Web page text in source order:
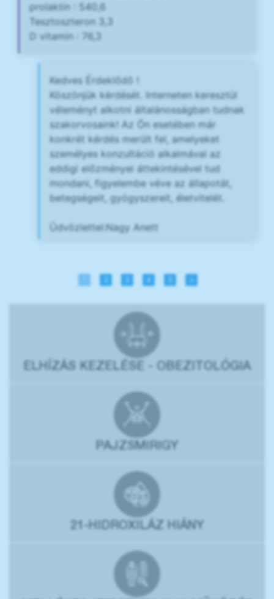
prolaktin : 540,6
Tesztoszteron 3,3
D vitamin : 76,3
Kedves Érdeklődő !
Köszönjük kérdését. Interneten keresztül
véleményt alkotni általánosságban tudnak
szakorvosaink! Az Ön esetében már
konkrét kérdés merült fel, amelyeket
személyes konzultáció alkalmával az
eddigi előzményei áttekintésével tud
mondani, figyelembe véve az állapotát,
betegségeit, gyógyszereit, életvitelét.
Üdvözlettel:Nagy Anett
4 »
ELHÍZÁS KEZELÉSE - OBEZITOLÓGIA
PAJZSMIRIGY
21-HIDROXILÁZ HIÁNY